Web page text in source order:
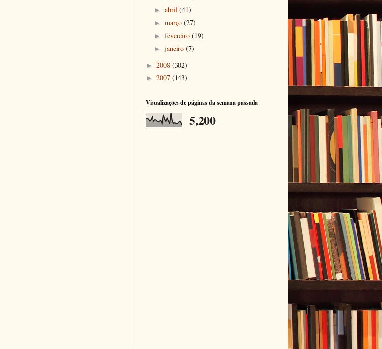
► abril (41)
► março (27)
► fevereiro (19)
► janeiro (7)
► 2008 (302)
► 2007 (143)
Visualizações de páginas da semana passada
5,200